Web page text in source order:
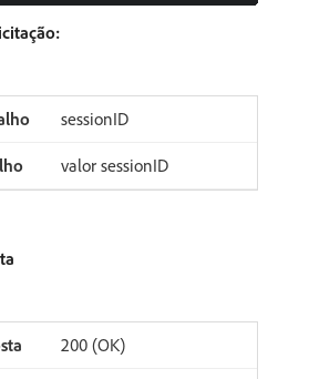
sessionID
valor sessionID
200 (OK)